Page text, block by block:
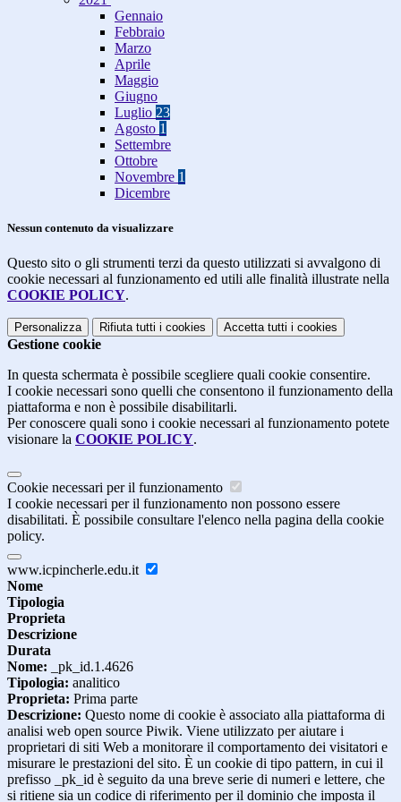
Gennaio
Febbraio
Marzo
Aprile
Maggio
Giugno
Luglio 23
Agosto 1
Settembre
Ottobre
Novembre 1
Dicembre
Nessun contenuto da visualizzare
Questo sito o gli strumenti terzi da questo utilizzati si avvalgono di
cookie necessari al funzionamento ed utili alle finalità illustrate nella
COOKIE POLICY.
Personalizza Rifiuta tutti i cookies Accetta tutti i cookies
Gestione cookie
In questa schermata è possibile scegliere quali cookie consentire.
I cookie necessari sono quelli che consentono il funzionamento della
piattaforma e non è possibile disabilitarli.
Per conoscere quali sono i cookie necessari al funzionamento potete
visionare la COOKIE POLICY.
Cookie necessari per il funzionamento
I cookie necessari per il funzionamento non possono essere
disabilitati. È possibile consultare l'elenco nella pagina della cookie
policy.
www.icpincherle.edu.it
Nome
Tipologia
Proprieta
Descrizione
Durata
Nome: _pk_id.1.4626
Tipologia: analitico
Proprieta: Prima parte
Descrizione: Questo nome di cookie è associato alla piattaforma di
analisi web open source Piwik. Viene utilizzato per aiutare i
proprietari di siti Web a monitorare il comportamento dei visitatori e
misurare le prestazioni del sito. È un cookie di tipo pattern, in cui il
prefisso _pk_id è seguito da una breve serie di numeri e lettere, che
si ritiene sia un codice di riferimento per il dominio che imposta il